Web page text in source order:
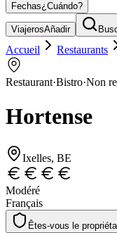
Fechas¿Cuándo?
ViajerosAñadir
Accueil Restaurants
Restaurant·Bistro·Non
Hortense
Ixelles, BE
Modéré
Français
Êtes-vous le